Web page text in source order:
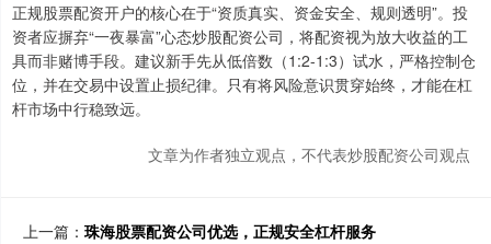
正规股票配资开户的核心在于“资质真实、资金安全、规则透明”。投
资者应摒弃“一夜暴富”心态炒股配资公司，将配资视为放大收益的工
具而非赌博手段。建议新手先从低倍数（1:2-1:3）试水，严格控制仓
位，并在交易中设置止损纪律。只有将风险意识贯穿始终，才能在杠
杆市场中行稳致远。
文章为作者独立观点，不代表炒股配资公司观点
上一篇： 珠海股票配资公司优选，正规安全杠杆服务